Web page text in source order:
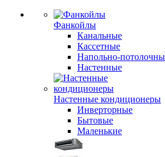
Фанкойлы
Канальные
Кассетные
Напольно-
Настенные
Настенные кондиционеры
Инверторные
Бытовые
Маленькие